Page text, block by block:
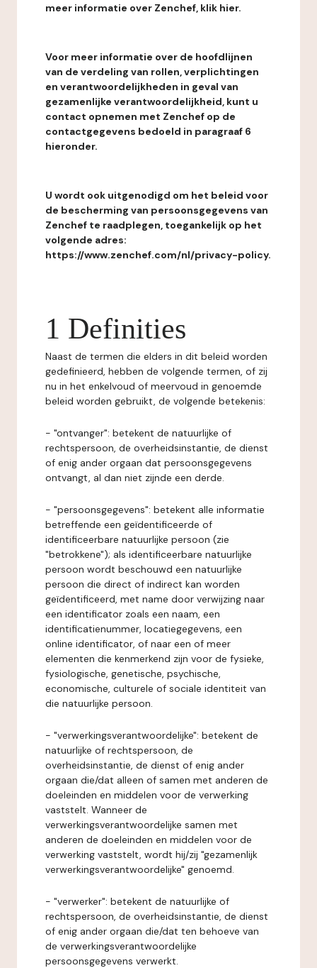
meer informatie over Zenchef, klik hier.
Voor meer informatie over de hoofdlijnen
van de verdeling van rollen, verplichtingen
en verantwoordelijkheden in geval van
gezamenlijke verantwoordelijkheid, kunt u
contact opnemen met Zenchef op de
contactgegevens bedoeld in paragraaf 6
hieronder.
U wordt ook uitgenodigd om het beleid voor
de bescherming van persoonsgegevens van
Zenchef te raadplegen, toegankelijk op het
volgende adres:
https://www.zenchef.com/nl/privacy-policy.
1 Definities
Naast de termen die elders in dit beleid worden
gedefinieerd, hebben de volgende termen, of zij
nu in het enkelvoud of meervoud in genoemde
beleid worden gebruikt, de volgende betekenis:
- "ontvanger": betekent de natuurlijke of
rechtspersoon, de overheidsinstantie, de dienst
of enig ander orgaan dat persoonsgegevens
ontvangt, al dan niet zijnde een derde.
- "persoonsgegevens": betekent alle informatie
betreffende een geïdentificeerde of
identificeerbare natuurlijke persoon (zie
"betrokkene"); als identificeerbare natuurlijke
persoon wordt beschouwd een natuurlijke
persoon die direct of indirect kan worden
geïdentificeerd, met name door verwijzing naar
een identificator zoals een naam, een
identificatienummer, locatiegegevens, een
online identificator, of naar een of meer
elementen die kenmerkend zijn voor de fysieke,
fysiologische, genetische, psychische,
economische, culturele of sociale identiteit van
die natuurlijke persoon.
- "verwerkingsverantwoordelijke": betekent de
natuurlijke of rechtspersoon, de
overheidsinstantie, de dienst of enig ander
orgaan die/dat alleen of samen met anderen de
doeleinden en middelen voor de verwerking
vaststelt. Wanneer de
verwerkingsverantwoordelijke samen met
anderen de doeleinden en middelen voor de
verwerking vaststelt, wordt hij/zij "gezamenlijk
verwerkingsverantwoordelijke" genoemd.
- "verwerker": betekent de natuurlijke of
rechtspersoon, de overheidsinstantie, de dienst
of enig ander orgaan die/dat ten behoeve van
de verwerkingsverantwoordelijke
persoonsgegevens verwerkt.